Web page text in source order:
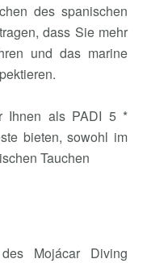
des spanischen
dass Sie mehr
und das marine
Ihnen als PADI 5 *
bieten, sowohl im
Tauchen
Mojácar Diving